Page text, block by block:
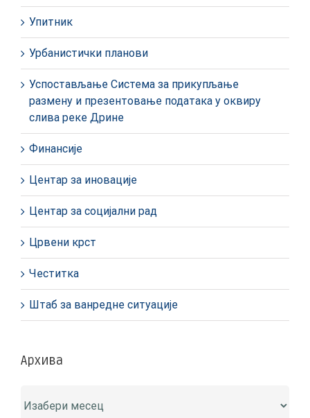
Упитник
Урбанистички планови
Успостављање Система за прикупљање
размену и презентовање података у оквиру
слива реке Дрине
Финансије
Центар за иновације
Центар за социјални рад
Црвени крст
Честитка
Штаб за ванредне ситуације
Архива